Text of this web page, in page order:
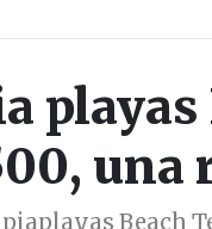
playas
una
Beach